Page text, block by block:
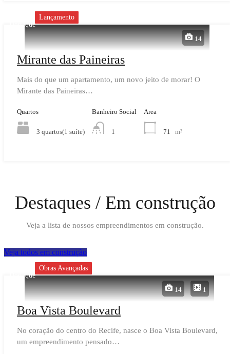
Destaque
14
Lançamento
Mirante das Paineiras
Mais do que um apartamento, um novo jeito de morar! O
Mirante das Paineiras…
Quartos
3 quartos(1 suíte)
Banheiro Social
1
Area
71 m²
Destaques / Em construção
Veja a lista de nossos empreendimentos em construção.
Veja todos em construção
Destaque
14
1
Obras Avançadas
Boa Vista Boulevard
No coração do centro do Recife, nasce o Boa Vista Boulevard,
um empreendimento pensado…